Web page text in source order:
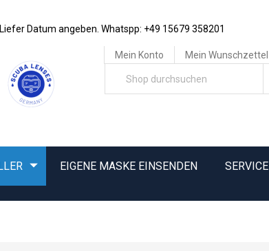
Mein Konto Mein Wunschzettel
Datum angeben. Whatspp: +49 15679 358201
EIGENE MASKE EINSENDEN SERVICE